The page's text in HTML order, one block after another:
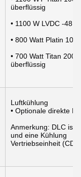
überflüssig
• 1100 W LVDC -48
• 800 Watt Platin
• 700 Watt Titan 200
überflüssig
Luftkühlung
• Optionale direkte
Anmerkung: DLC ist
und eine Kühlung
Vertriebseinheit